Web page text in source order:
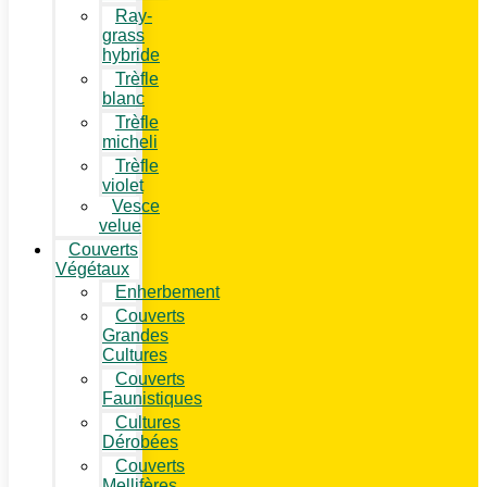
Ray-
grass
hybride
Trèfle
blanc
Trèfle
micheli
Trèfle
violet
Vesce
velue
Couverts
Végétaux
Enherbement
Couverts
Grandes
Cultures
Couverts
Faunistiques
Cultures
Dérobées
Couverts